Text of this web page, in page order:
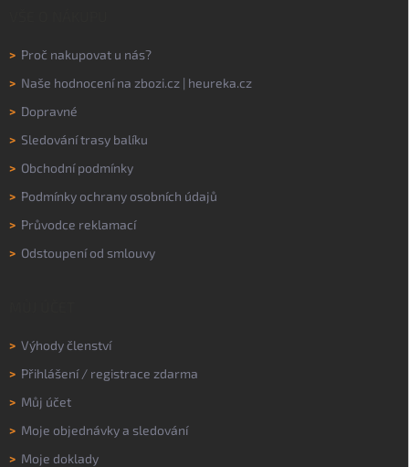
> Proč nakupovat u nás?
> Naše hodnocení na zbozi.cz | heureka.cz
> Dopravné
> Sledování trasy balíku
> Obchodní podmínky
> Podmínky ochrany osobních údajů
> Průvodce reklamací
> Odstoupení od smlouvy
> Výhody členství
> Přihlášení/ registrace zdarma
> Můj účet
> Moje objednávky a sledování
> Moje doklady